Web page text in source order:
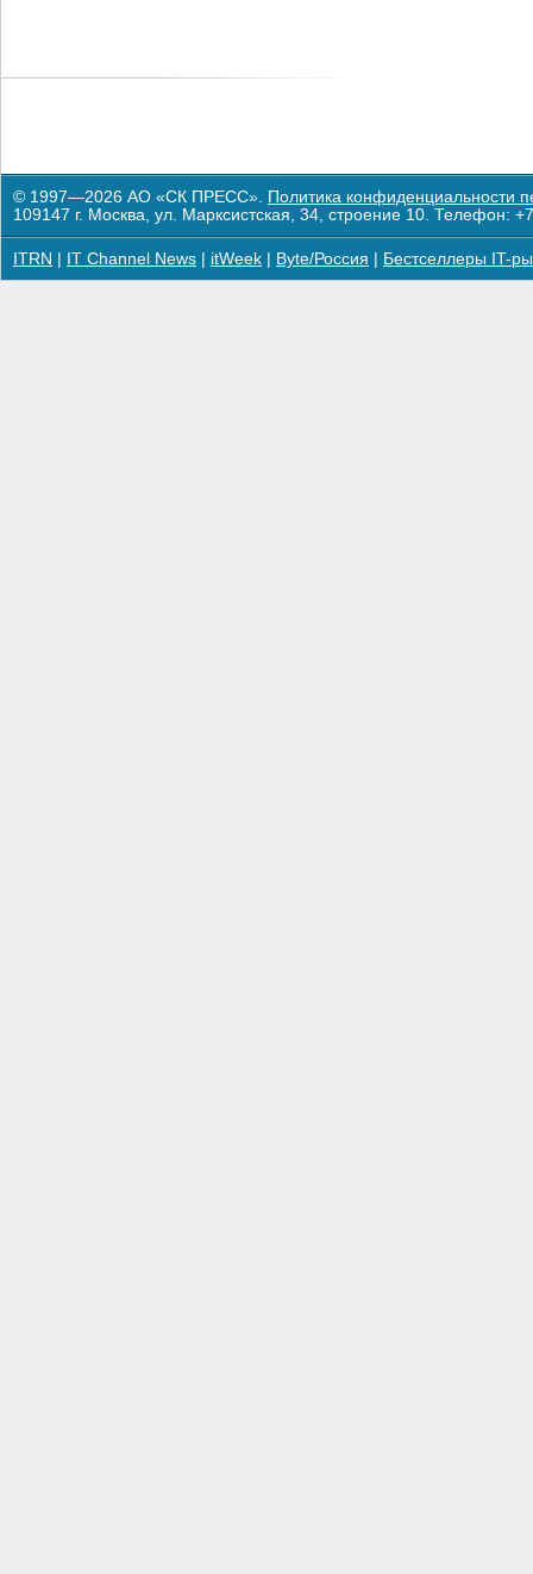
© 1997—2026 АО «СК ПРЕСС». Политика конфиденциальности
109147 г. Москва, ул. Марксистская, 34, строение 10. Телефон:
ITRN IT Channel News itWeek Byte/Россия Бестселлеры IT-